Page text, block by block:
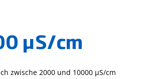
µS/cm
zwische 2000 und 10000 µS/cm